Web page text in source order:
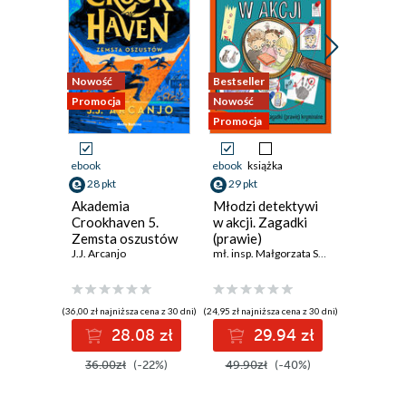
Nowość
Promocja
ebook
28 pkt
Akademia
Crookhaven 5.
Zemsta oszustów
J.J. Arcanjo
(36,00 zł najniższa cena z 30 dni)
28.08 zł
36.00zł (-22%)
Bestseller
Nowość
Promocja
ebook książka
29 pkt
Młodzi detektywi
w akcji. Zagadki
(prawie)
kryminalne
mł. insp. Małgorzata Sokołowska
(24,95 zł najniższa cena z 30 dni)
29.94 zł
49.90zł (-40%)